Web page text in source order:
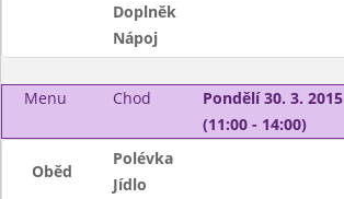
Doplněk
Nápoj
Menu Chod
Pondělí 30. 3. 2015
(11:00 - 14:00)
Oběd
Polévka
Jídlo